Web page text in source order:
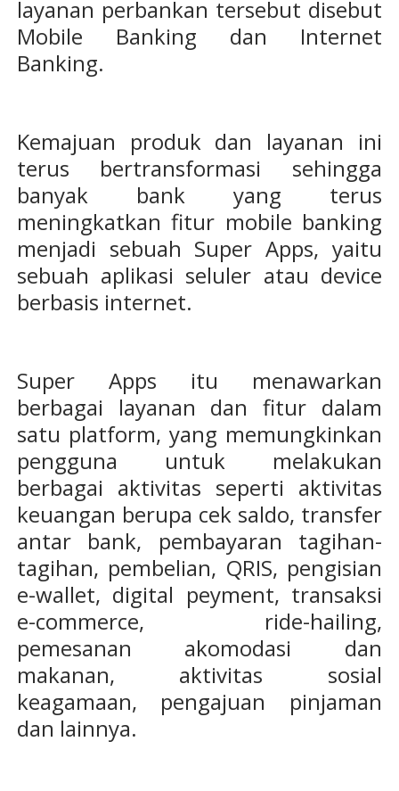
layanan perbankan tersebut disebut
Mobile Banking dan Internet
Banking.
Kemajuan produk dan layanan ini
terus bertransformasi sehingga
banyak bank yang terus
meningkatkan fitur mobile banking
menjadi sebuah Super Apps, yaitu
sebuah aplikasi seluler atau device
berbasis internet.
Super Apps itu menawarkan
berbagai layanan dan fitur dalam
satu platform, yang memungkinkan
pengguna untuk melakukan
berbagai aktivitas seperti aktivitas
keuangan berupa cek saldo, transfer
antar bank, pembayaran tagihan-
tagihan, pembelian, QRIS, pengisian
e-wallet, digital peyment, transaksi
e-commerce, ride-hailing,
pemesanan akomodasi dan
makanan, aktivitas sosial
keagamaan, pengajuan pinjaman
dan lainnya.